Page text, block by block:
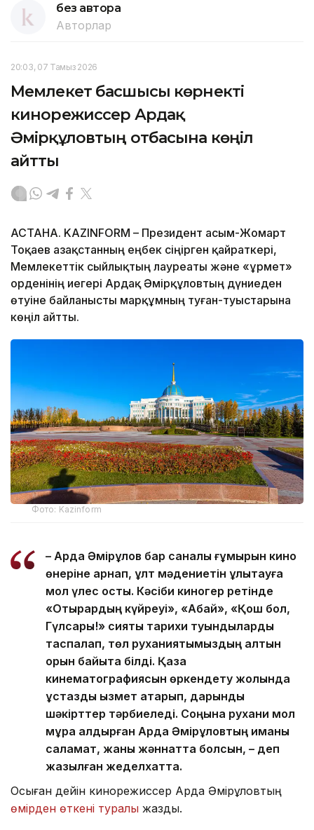
без автора
Авторлар
20:03, 07 Тамыз 2026
Мемлекет басшысы көрнекті
кинорежиссер Ардақ
Әмірқұловтың отбасына көңіл
айтты
АСТАНА. KAZINFORM – Президент Қасым-Жомарт
Тоқаев Қазақстанның еңбек сіңірген қайраткері,
Мемлекеттік сыйлықтың лауреаты және «Құрмет»
орденінің иегері Ардақ Әмірқұловтың дүниеден
өтуіне байланысты марқұмның туған-туыстарына
көңіл айтты.
Фото: Kazinform
– Ардақ Әмірқұлов бар саналы ғұмырын кино
өнеріне арнап, ұлт мәдениетін ұлықтауға
мол үлес қосты. Кәсіби киногер ретінде
«Отырардың күйреуі», «Абай», «Қош бол,
Гүлсары!» сияқты тарихи туындыларды
таспалап, төл руханиятымыздың алтын
қорын байыта білді. Қазақ
кинематографиясын өркендету жолында
ұстаздық қызмет атқарып, дарынды
шәкірттер тәрбиеледі. Соңына рухани мол
мұра қалдырған Ардақ Әмірқұловтың иманы
саламат, жаны жәннатта болсын, – деп
жазылған жеделхатта.
Осыған дейін кинорежиссер Ардақ Әмірқұловтың
өмірден өткені туралы жаздық.